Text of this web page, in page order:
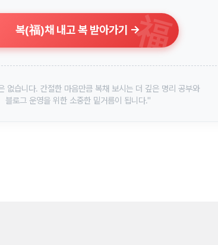
복(福)채 내고 복 받아가기 →福
없습니다. 간절한 마음만큼 복채 보시는 더 깊은 명리 공부와
블로그 운영을 위한 소중한 밑거름이 됩니다."